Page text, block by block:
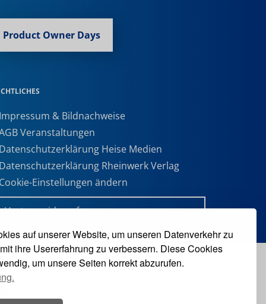
auf unserer Website, um unseren Datenverkehr zu
ihre Usererfahrung zu verbessern. Diese Cookies
um unsere Seiten korrekt abzurufen.
Product Owner Days
& Bildnachweise
Veranstaltungen
Heise Medien
Rheinwerk Verlag
Einstellungen ändern
Vertrag widerrufen